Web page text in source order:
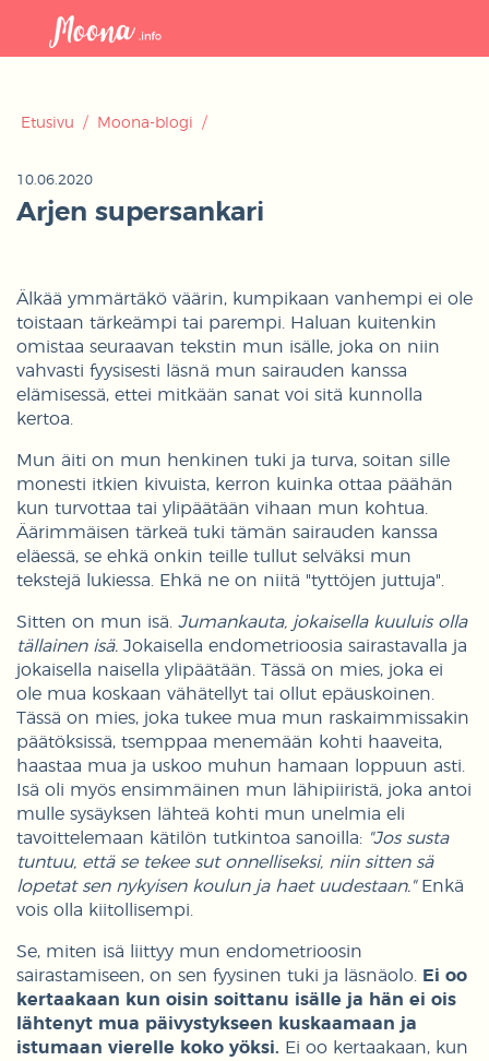
Etusivu / Moona-blogi /
10.06.2020
Arjen supersankari
Älkää ymmärtäkö väärin, kumpikaan vanhempi ei ole
toistaan tärkeämpi tai parempi. Haluan kuitenkin
omistaa seuraavan tekstin mun isälle, joka on niin
vahvasti fyysisesti läsnä mun sairauden kanssa
elämisessä, ettei mitkään sanat voi sitä kunnolla
kertoa.
Mun äiti on mun henkinen tuki ja turva, soitan sille
monesti itkien kivuista, kerron kuinka ottaa päähän
kun turvottaa tai ylipäätään vihaan mun kohtua.
Äärimmäisen tärkeä tuki tämän sairauden kanssa
eläessä, se ehkä onkin teille tullut selväksi mun
tekstejä lukiessa. Ehkä ne on niitä "tyttöjen juttuja".
Sitten on mun isä. Jumankauta, jokaisella kuuluis olla
tällainen isä. Jokaisella endometrioosia sairastavalla ja
jokaisella naisella ylipäätään. Tässä on mies, joka ei
ole mua koskaan vähätellyt tai ollut epäuskoinen.
Tässä on mies, joka tukee mua mun raskaimmissakin
päätöksissä, tsemppaa menemään kohti haaveita,
haastaa mua ja uskoo muhun hamaan loppuun asti.
Isä oli myös ensimmäinen mun lähipiiristä, joka antoi
mulle sysäyksen lähteä kohti mun unelmia eli
tavoittelemaan kätilön tutkintoa sanoilla: "Jos susta
tuntuu, että se tekee sut onnelliseksi, niin sitten sä
lopetat sen nykyisen koulun ja haet uudestaan."Enkä
vois olla kiitollisempi.
Se, miten isä liittyy mun endometrioosin
sairastamiseen, on sen fyysinen tuki ja läsnäolo.
Ei oo
kertaakaan kun oisin soittanu isälle ja hän ei ois
lähtenyt mua päivystykseen kuskaamaan ja
istumaan vierelle koko yöksi. Ei oo kertaakaan, kun